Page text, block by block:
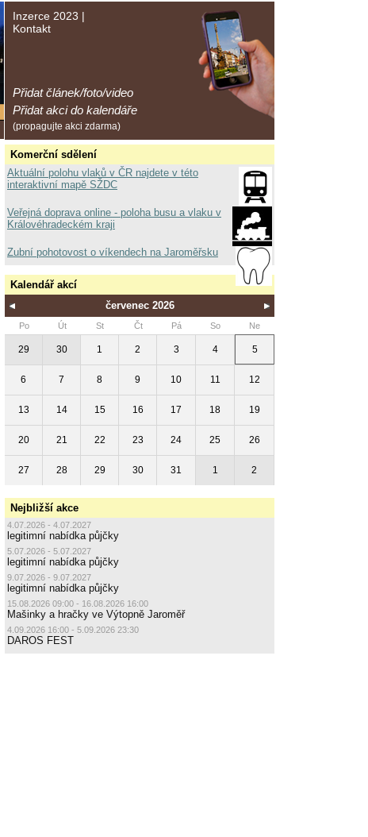
Inzerce 2023 |
Kontakt
Přidat článek/foto/video
Přidat akci do kalendáře
(propagujte akci zdarma)
Komerční sdělení
Aktuální polohu vlaků v ČR najdete v této
interaktivní mapě SŽDC
Veřejná doprava online - poloha busu a vlaku v
Královéhradeckém kraji
Zubní pohotovost o víkendech na Jaroměřsku
Kalendář akcí
červenec 2026
Po Út St Čt Pá So Ne
29 30 1 2 3 4 5
6 7 8 9 10 11 12
13 14 15 16 17 18 19
20 21 22 23 24 25 26
27 28 29 30 31 1 2
Nejbližší akce
4.07.2026 - 4.07.2027
legitimní nabídka půjčky
5.07.2026 - 5.07.2027
legitimní nabídka půjčky
9.07.2026 - 9.07.2027
legitimní nabídka půjčky
15.08.2026 09:00 - 16.08.2026 16:00
Mašinky a hračky ve Výtopně Jaroměř
4.09.2026 16:00 - 5.09.2026 23:30
DAROS FEST